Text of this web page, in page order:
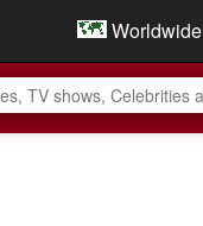
Worldwide